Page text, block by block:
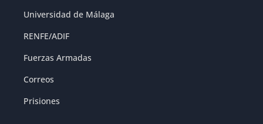
Universidad de Málaga
RENFE/ADIF
Fuerzas Armadas
Correos
Prisiones